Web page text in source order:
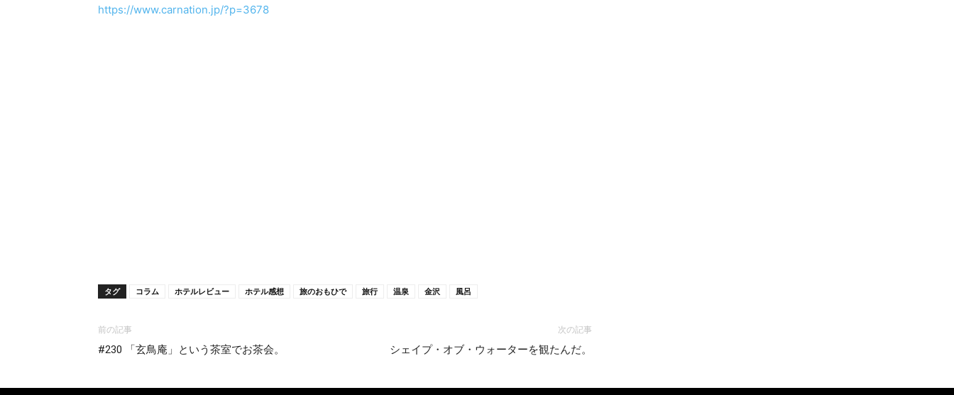
https://www.carnation.jp/?p=3678
タグ コラム ホテルレビュー ホテル感想 旅のおもひで 旅行 温泉 金沢 風呂
前の記事
#230 「玄鳥庵」という茶室でお茶会。
次の記事
シェイプ・オブ・ウォーターを観たんだ。